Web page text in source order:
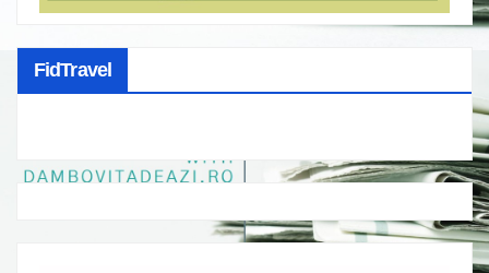
FidTravel